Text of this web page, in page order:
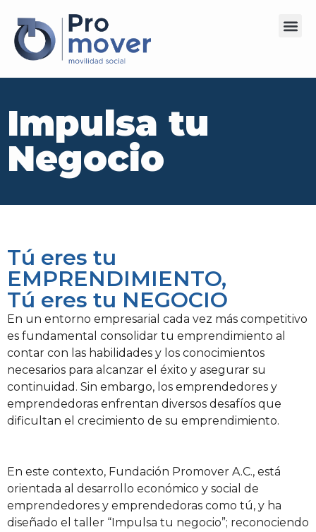
Impulsa tu
Negocio
Tú eres tu
EMPRENDIMIENTO,
Tú eres tu NEGOCIO
En un entorno empresarial cada vez más competitivo
es fundamental consolidar tu emprendimiento al
contar con las habilidades y los conocimientos
necesarios para alcanzar el éxito y asegurar su
continuidad. Sin embargo, los emprendedores y
emprendedoras enfrentan diversos desafíos que
dificultan el crecimiento de su emprendimiento.
En este contexto, Fundación Promover A.C., está
orientada al desarrollo económico y social de
emprendedores y emprendedoras como tú, y ha
diseñado el taller “Impulsa tu negocio”; reconociendo